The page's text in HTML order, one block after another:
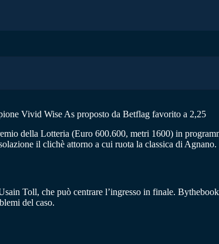
Vivid Wise As proposto da Betflag favorito a 2,25
della Lotteria (Euro 600.600, metri 1600) in
il clichè attorno a cui ruota la classica di Agnano.
Toll, che può centrare l’ingresso in finale.
del caso.